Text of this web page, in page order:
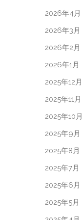
2026年4月
2026年3月
2026年2月
2026年1月
2025年12月
2025年11月
2025年10月
2025年9月
2025年8月
2025年7月
2025年6月
2025年5月